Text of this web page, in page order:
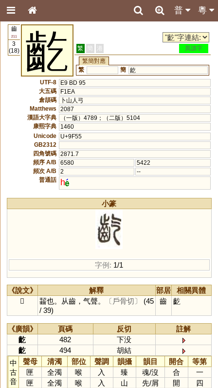
粵
普
齒
211
3
(18)
齕 繁 簡 港
異讀字
繁簡對應
繁
簡 龁
UTF-8
E9 BD 95
大五碼
F1EA
倉頡碼
卜山人弓
Matthews
2087
漢語大字典
（一版）4789；（二版）5104
康熙字典
1460
Unicode
U+9F55
GB2312
四角號碼 2871.7
頻序 A/B
6580
5422
頻次 A/B
2
--
普通話
h
小篆
字例: 1/1
《說文》 解釋 部居
相關異體
𪗟
齧也。从齒，气聲。 〔戶骨切〕
(45
/ 39)
齒 齕
《廣韻》 頁碼 反切
註解
齕
482
下没
齕
494
胡結
中
古
音
聲母 清濁 部位 聲調 韻攝 韻目 開合
等第
匣
全濁 喉 入 臻 魂/沒 合
一
匣
全濁 喉 入 山 先/屑 開 四